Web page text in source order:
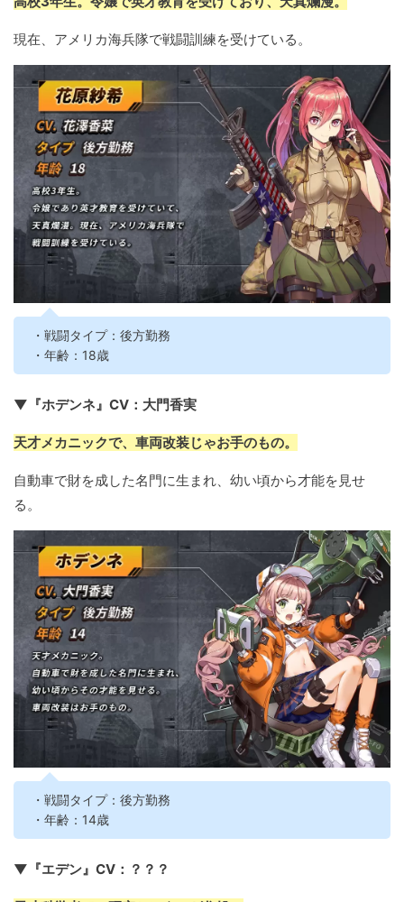
現在、アメリカ海兵隊で戦闘訓練を受けている。
・戦闘タイプ：後方勤務
・年齢：18歳
▼『ホデンネ』CV：大門香実
天才メカニックで、車両改装じゃお手のもの。
自動車で財を成した名門に生まれ、幼い頃から才能を見せ
る。
・戦闘タイプ：後方勤務
・年齢：14歳
▼『エデン』CV：？？？